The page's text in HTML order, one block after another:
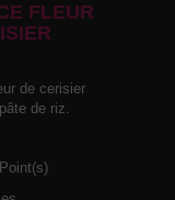
FLEUR
de cerisier
de riz.